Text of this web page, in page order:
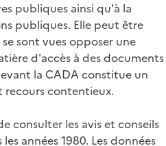
publiques ainsi qu'à la
publiques. Elle peut être
sont vues opposer une
d'accès à des documents
la CADA constitue un
contentieux.
consulter les avis et conseils
années 1980. Les données